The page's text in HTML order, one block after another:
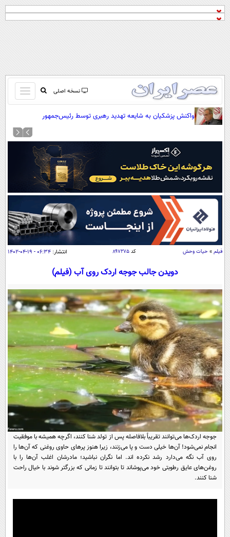
نسخه اصلی
باز
و
کردن
صفحه اول
آرشیو
نظرسنجی
آب و هوا
اوقات شرعی
سواد زندگی
اقتصاد
اقتصادی
جامعه
حوادث
سلامت
یک برش دانایی
محیط زیست
سفر و تفریح
بین الملل
سیاست خارجی
فرهنگ و هنر
علم و دانش
فناوری و It
علمی
اخبار کریپتو
قرآن
گوناگون
سرگرمی
باشگاه مغز
مجله تصویری سلاح
فیلم
اقتصاد
ورزش
سیاست
سرگرمی
عصر ایران 2
خواندنی ها و دیدنی ها
داستان کوتاه
پیامک
آشپزی
آموزش زبان
واکنش پزشکیان به شایعه تهدید رهبری توسط رئیس‌جمهور
فیلم » حیات وحش کد۸۹۷۲۷۵ انتشار: ۰۶:۳۴ - ۱۹-۰۴-۱۴۰۲
دویدن جالب جوجه اردک روی آب (فیلم)
جوجه اردک‌ها می‌توانند تقریباً بلافاصله پس از تولد شنا کنند، اگرچه همیشه با موفقیت
انجام نمی‌شود! آن‌ها خیلی دست و پا می‌زنند، زیرا هنوز پر‌های حاوی روغنی که آن‌ها را
روی آب نگه می‌دارد رشد نکرده اند. اما نگران نباشید؛ مادرشان اغلب آن‌ها را با
روغن‌های عایق رطوبتی خود می‌پوشاند تا بتوانند تا زمانی که بزرگتر شوند با خیال راحت
شنا کنند.